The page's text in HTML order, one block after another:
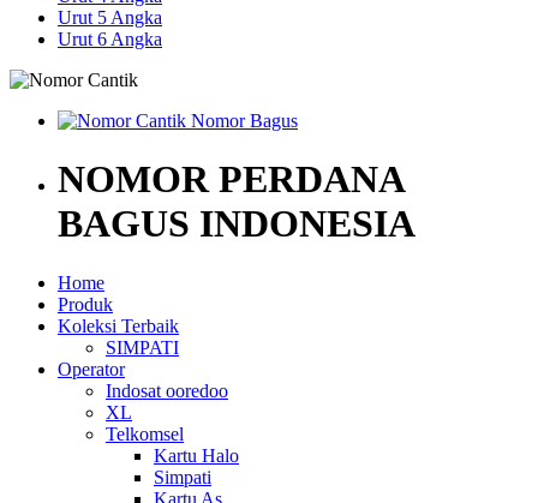
Urut 5 Angka
Urut 6 Angka
NOMOR PERDANA
BAGUS INDONESIA
Home
Produk
Koleksi Terbaik
SIMPATI
Operator
Indosat ooredoo
XL
Telkomsel
Kartu Halo
Simpati
Kartu As